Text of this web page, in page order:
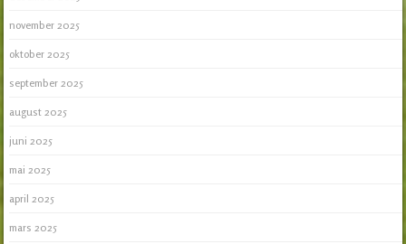
november 2025
oktober 2025
september 2025
august 2025
juni 2025
mai 2025
april 2025
mars 2025